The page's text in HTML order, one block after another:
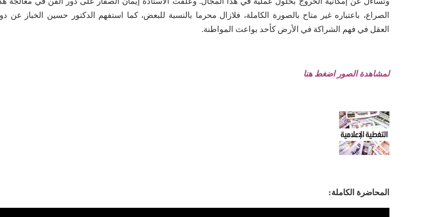
الصراع، باعتباره غير متاح بالصورة الكاملة، فلازال محرما بالنسبة للبعض، كما استفهم الدكتور حسين الخباز عن
العقل في فهم الشراكة في الأرض كأحد بواعث المواطنة.
لمشاهدة الصور اضغط هنا
المحاضرة الكاملة: